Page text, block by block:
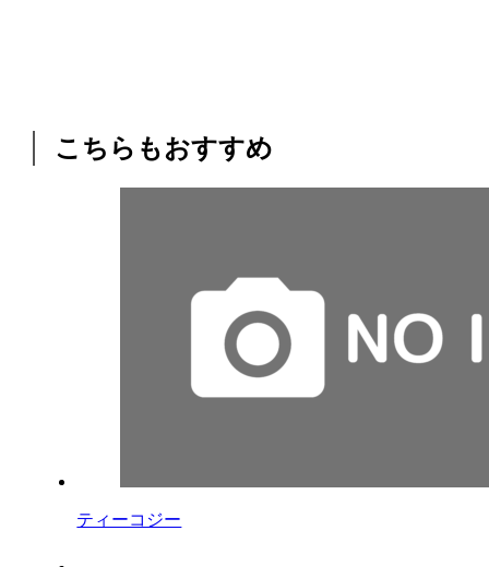
こちらもおすすめ
ティーコジー